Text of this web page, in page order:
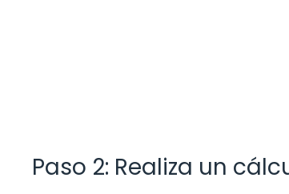
Paso 2: Realiza un